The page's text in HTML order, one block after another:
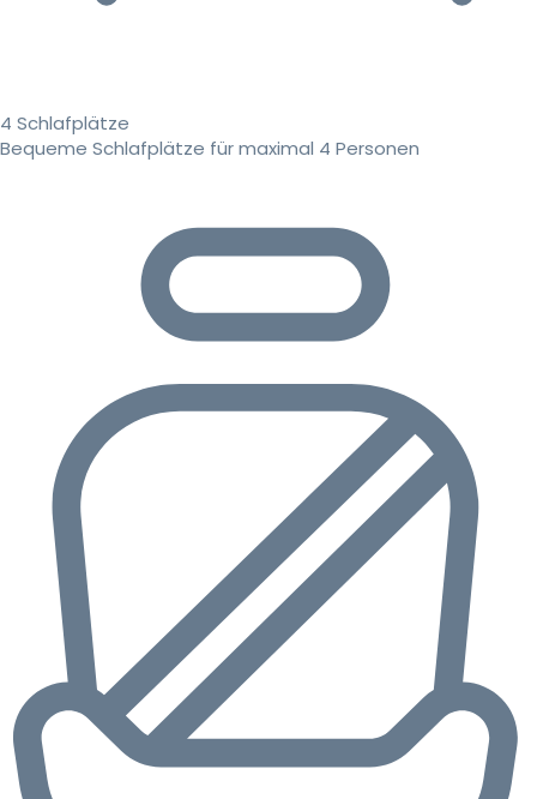
4 Schlafplätze
Bequeme Schlafplätze für maximal 4 Personen